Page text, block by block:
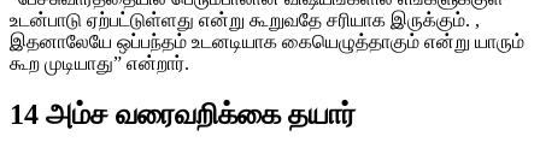
உடன்பாடு ஏற்பட்டுள்ளது என்று கூறுவதே சரியாக இருக்கும். ,
இதனாலேயே ஒப்பந்தம் உடனடியாக கையெழுத்தாகும் என்று யாரும்
கூற முடியாது” என்றார்.
14 அம்ச வரைவறிக்கை தயார்